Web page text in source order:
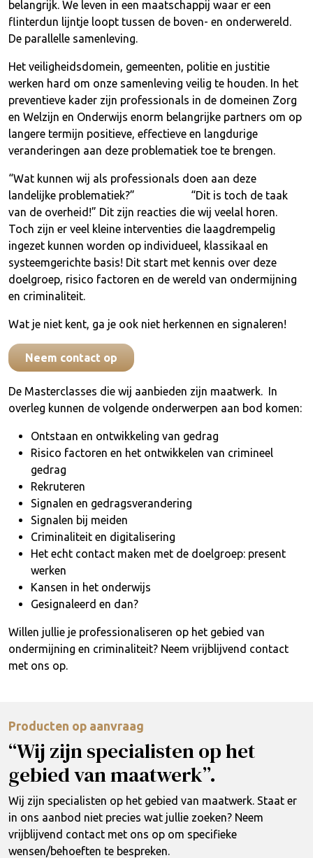
belangrijk. We leven in een maatschappij waar er een
flinterdun lijntje loopt tussen de boven- en onderwereld.
De parallelle samenleving.
Het veiligheidsdomein, gemeenten, politie en justitie
werken hard om onze samenleving veilig te houden. In het
preventieve kader zijn professionals in de domeinen Zorg
en Welzijn en Onderwijs enorm belangrijke partners om op
langere termijn positieve, effectieve en langdurige
veranderingen aan deze problematiek toe te brengen.
“Wat kunnen wij als professionals doen aan deze
landelijke problematiek?” “Dit is toch de taak
van de overheid!” Dit zijn reacties die wij veelal horen.
Toch zijn er veel kleine interventies die laagdrempelig
ingezet kunnen worden op individueel, klassikaal en
systeemgerichte basis! Dit start met kennis over deze
doelgroep, risico factoren en de wereld van ondermijning
en criminaliteit.
Wat je niet kent, ga je ook niet herkennen en signaleren!
Neem contact op
De Masterclasses die wij aanbieden zijn maatwerk. In
overleg kunnen de volgende onderwerpen aan bod komen:
Ontstaan en ontwikkeling van gedrag
Risico factoren en het ontwikkelen van crimineel
gedrag
Rekruteren
Signalen en gedragsverandering
Signalen bij meiden
Criminaliteit en digitalisering
Het echt contact maken met de doelgroep: present
werken
Kansen in het onderwijs
Gesignaleerd en dan?
Willen jullie je professionaliseren op het gebied van
ondermijning en criminaliteit? Neem vrijblijvend contact
met ons op.
Producten op aanvraag
“Wij zijn specialisten op het
gebied van maatwerk”.
Wij zijn specialisten op het gebied van maatwerk. Staat er
in ons aanbod niet precies wat jullie zoeken? Neem
vrijblijvend contact met ons op om specifieke
wensen/behoeften te bespreken.